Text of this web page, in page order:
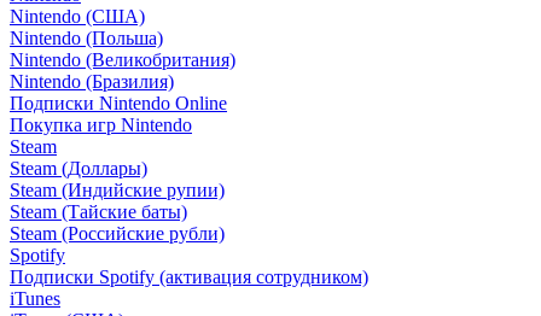
Nintendo (США)
Nintendo (Польша)
Nintendo (Великобритания)
Nintendo (Бразилия)
Подписки Nintendo Online
Покупка игр Nintendo
Steam
Steam (Доллары)
Steam (Индийские рупии)
Steam (Тайские баты)
Steam (Российские рубли)
Spotify
Подписки Spotify (активация сотрудником)
iTunes